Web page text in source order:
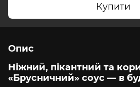
Купити
Опис
Ніжний, пікантний та
«Брусничний» соус — в